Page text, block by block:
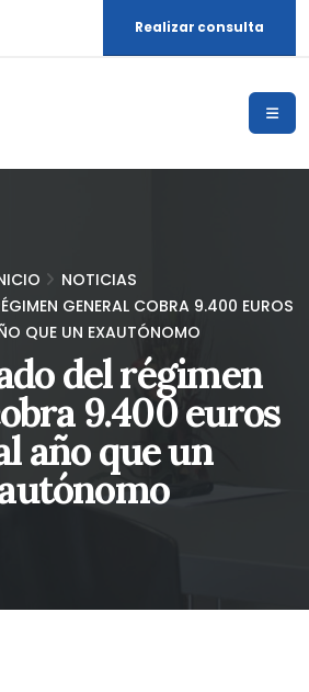
Realizar consulta
NOTICIAS
GENERAL COBRA 9.400 EUROS
QUE UN EXAUTÓNOMO
del régimen
9.400 euros
año que un